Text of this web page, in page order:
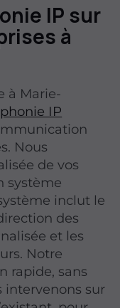
IP sur
à
à Marie-
IP
Nous
de vos
système
inclut le
des
et les
Notre
rapide, sans
intervenons sur